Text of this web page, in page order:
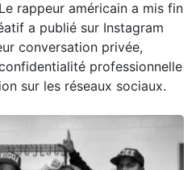
rappeur américain a mis fin
a publié sur Instagram
conversation privée,
professionnelle
sur les réseaux sociaux.